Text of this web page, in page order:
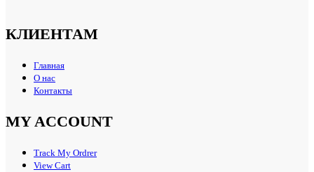
КЛИЕНТАМ
Главная
О нас
Контакты
MY ACCOUNT
Track My Ordrer
View Cart